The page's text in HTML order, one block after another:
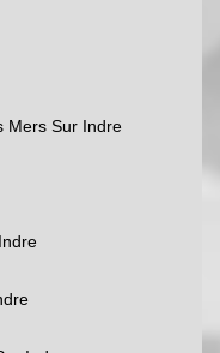
Mers Sur Indre